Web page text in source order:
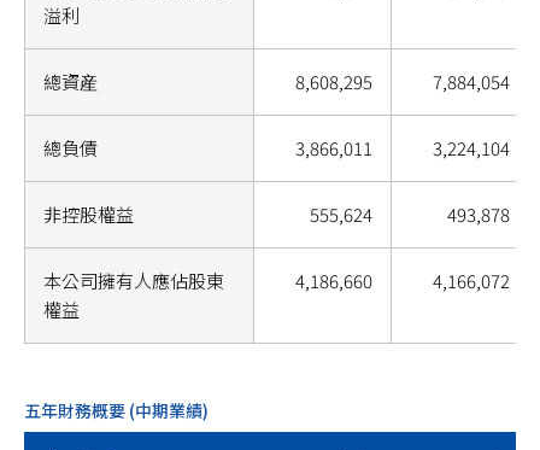
溢利
總資産 8,608,295 7,884,054
總負債 3,866,011 3,224,104
非控股權益 555,624 493,878
本公司擁有人應佔股東
權益
4,186,660 4,166,072
五年財務概要 (中期業績)